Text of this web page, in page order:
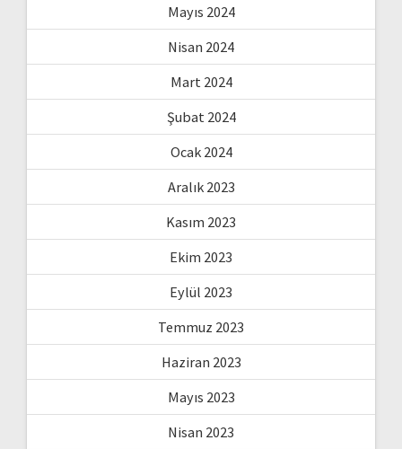
Mayıs 2024
Nisan 2024
Mart 2024
Şubat 2024
Ocak 2024
Aralık 2023
Kasım 2023
Ekim 2023
Eylül 2023
Temmuz 2023
Haziran 2023
Mayıs 2023
Nisan 2023